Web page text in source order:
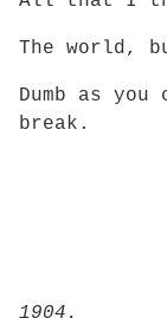
The world,
Dumb as
break.
1904.